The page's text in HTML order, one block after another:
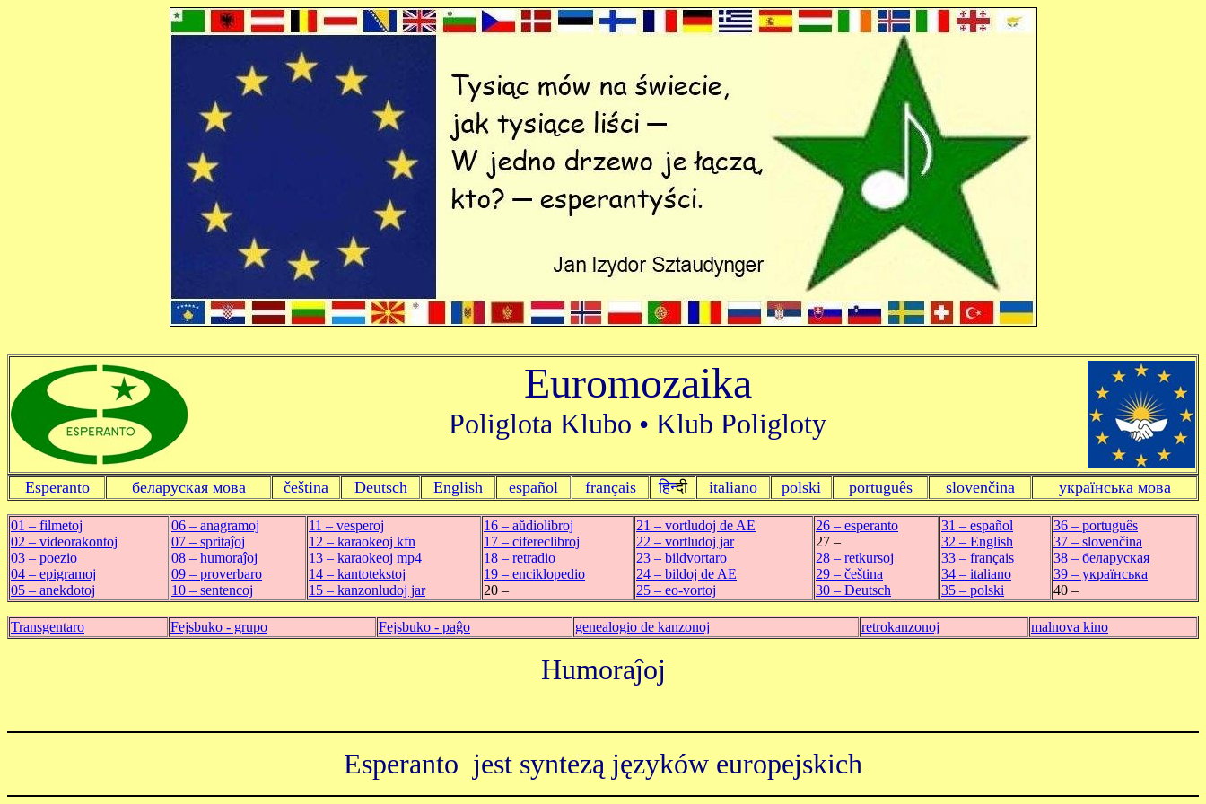
Euromozaika
Poliglota Klubo • Klub Poligloty
Esperanto беларуская мова čeština Deutsch English español français हिन्दी italiano polski português slovenčina українська мова
01 ‒ filmetoj
02 ‒ videorakontoj
03 ‒ poezio
04 ‒ epigramoj
05 ‒ anekdotoj
06 ‒ anagramoj
07 ‒ spritaĵoj
08 ‒ humoraĵoj
09 ‒ proverbaro
10 ‒ sentencoj
11 ‒ vesperoj
12 ‒ karaokeoj kfn
13 ‒ karaokeoj mp4
14 ‒ kantotekstoj
15 ‒ kanzonludoj jar
16 ‒ aŭdiolibroj
17 ‒ cifereclibroj
18 ‒ retradio
19 ‒ enciklopedio
20 ‒
21 ‒ vortludoj de AE
22 ‒ vortludoj jar
23 ‒ bildvortaro
24 ‒ bildoj de AE
25 ‒ eo-vortoj
26 ‒ esperanto
27 ‒
28 ‒ retkursoj
29 ‒ čeština
30 ‒ Deutsch
31 ‒ español
32 ‒ English
33 ‒ français
34 ‒ italiano
35 ‒ polski
36 ‒ português
37 ‒ slovenčina
38 ‒ беларуская
39 ‒ українська
40 ‒
Transgentaro Fejsbuko - grupo Fejsbuko - paĝo genealogio de kanzonoj retrokanzonoj malnova kino
Humoraĵoj
Esperanto jest syntezą języków europejskich